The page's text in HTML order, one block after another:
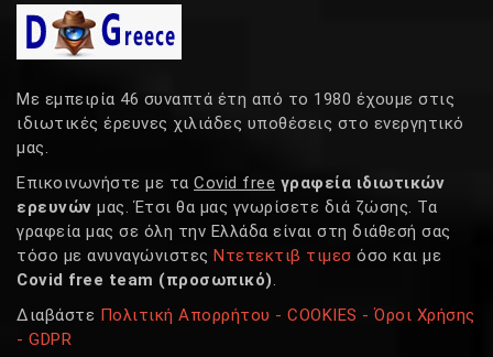
Με εμπειρία 46 συναπτά έτη από το 1980 έχουμε στις
ιδιωτικές έρευνες χιλιάδες υποθέσεις στο ενεργητικό
μας.
Επικοινωνήστε με τα Covid free γραφεία ιδιωτικών
ερευνών μας. Έτσι θα μας γνωρίσετε διά ζώσης. Τα
γραφεία μας σε όλη την Ελλάδα είναι στη διάθεσή σας
τόσο με ανυναγώνιστες Ντετεκτιβ τιμεσ όσο και με
Covid free team (προσωπικό)
Διαβάστε Πολιτική Απορρήτου - COOKIES - Όροι Χρήσης
- GDPR